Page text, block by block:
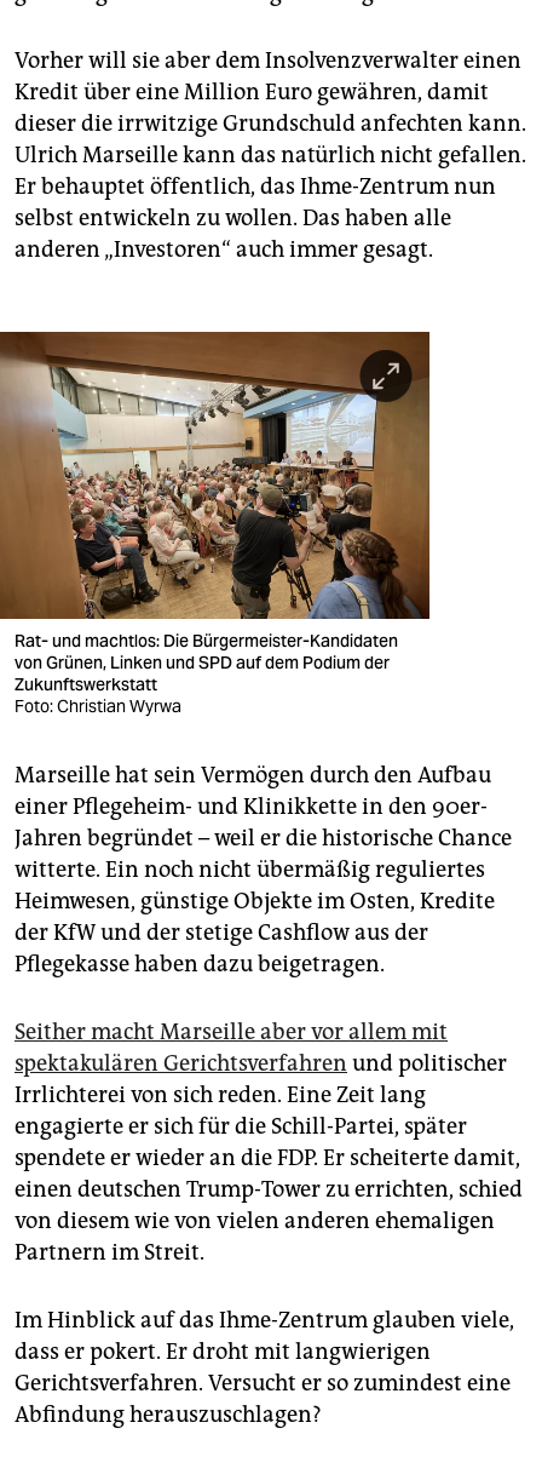
Vorher will sie aber dem Insolvenzverwalter einen
Kredit über eine Million Euro gewähren, damit
dieser die irrwitzige Grundschuld anfechten kann.
Ulrich Marseille kann das natürlich nicht gefallen.
Er behauptet öffentlich, das Ihme-Zentrum nun
selbst entwickeln zu wollen. Das haben alle
anderen „Investoren“ auch immer gesagt.
Rat- und machtlos: Die Bürgermeister-Kandidaten
von Grünen, Linken und SPD auf dem Podium der
Zukunftswerkstatt
Foto: Christian Wyrwa
Marseille hat sein Vermögen durch den Aufbau
einer Pflegeheim- und Klinikkette in den 90er-
Jahren begründet – weil er die historische Chance
witterte. Ein noch nicht übermäßig reguliertes
Heimwesen, günstige Objekte im Osten, Kredite
der KfW und der stetige Cashflow aus der
Pflegekasse haben dazu beigetragen.
Seither macht Marseille aber vor allem mit
spektakulären Gerichtsverfahren und politischer
Irrlichterei von sich reden. Eine Zeit lang
engagierte er sich für die Schill-Partei, später
spendete er wieder an die FDP. Er scheiterte damit,
einen deutschen Trump-Tower zu errichten, schied
von diesem wie von vielen anderen ehemaligen
Partnern im Streit.
Im Hinblick auf das Ihme-Zentrum glauben viele,
dass er pokert. Er droht mit langwierigen
Gerichtsverfahren. Versucht er so zumindest eine
Abfindung herauszuschlagen?